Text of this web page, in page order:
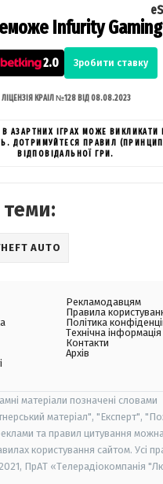
Infurity Gaming
2.0 Зробити ставку
ЛІЦЕНЗІЯ КРАІЛ №128 ВІД 08.08.2023
АЗАРТНИХ ІГРАХ МОЖЕ ВИКЛИКАТИ
ДОТРИМУЙТЕСЯ ПРАВИЛ
ВІДПОВІДАЛЬНОЇ ГРИ.
теми:
AUTO
Рекламодавцям
Правила
Політика
Технічна інформація
Контакти
Архів
матеріали позначені словами
матеріал", "Експерт",
та правил цитування можна
користування сайтом. Усі
ПрАТ «Телерадіокомпанія